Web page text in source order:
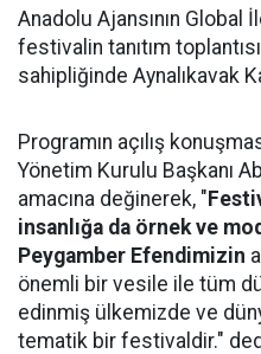
Anadolu Ajansının Global
festivalin tanıtım
sahipliğinde Aynalıkavak
Programın açılış
Yönetim Kurulu Başkanı
amacına değinerek, "
insanlığa da örnek ve
Peygamber Efendimizin
önemli bir vesile ile tüm
edinmiş ülkemizde ve
tematik bir festivaldir."